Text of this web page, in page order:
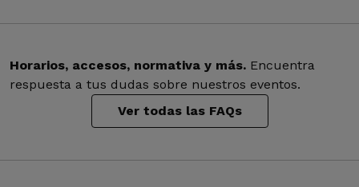
Horarios, accesos, normativa y más. Encuentra
respuesta a tus dudas sobre nuestros eventos.
Ver todas las FAQs